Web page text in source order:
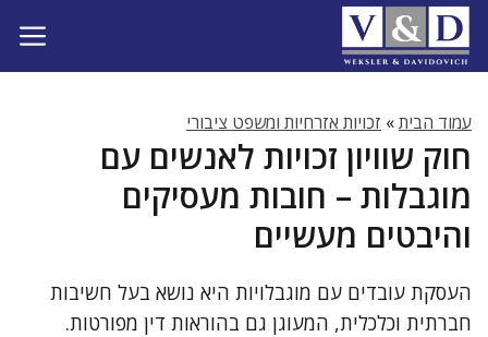
לדלג
לתוכן
עמוד הבית» זכויות אזרחיות ומשפט ציבורי
חוק שוויון זכויות לאנשים עם
מוגבלות – חובות מעסיקים
והיבטים מעשיים
העסקת עובדים עם מוגבלויות היא נושא בעל חשיבות
חברתית וכלכלית, המעוגן גם בהוראות דין מפורטות.